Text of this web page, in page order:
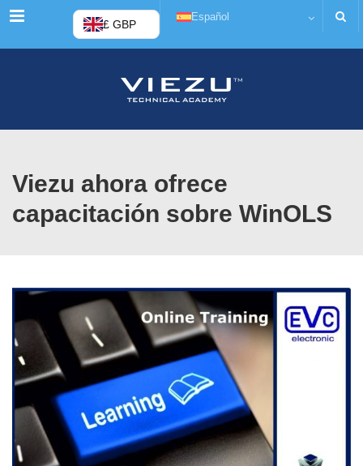
Menú £ GBP
Español
Viezu ahora ofrece
capacitación sobre WinOLS